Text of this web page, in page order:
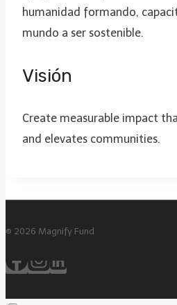
humanidad formando,
mundo a ser sostenible.
Visión
Create measurable impact
and elevates communities.
© 2026 Magnify Fund